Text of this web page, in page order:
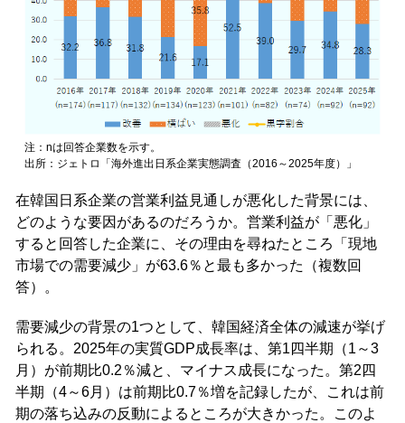
注：nは回答企業数を示す。
出所：ジェトロ「海外進出日系企業実態調査（2016～2025年度）」
在韓国日系企業の営業利益見通しが悪化した背景には、
どのような要因があるのだろうか。営業利益が「悪化」
すると回答した企業に、その理由を尋ねたところ「現地
市場での需要減少」が63.6％と最も多かった（複数回
答）。
需要減少の背景の1つとして、韓国経済全体の減速が挙げ
られる。2025年の実質GDP成長率は、第1四半期（1～3
月）が前期比0.2％減と、マイナス成長になった。第2四
半期（4～6月）は前期比0.7％増を記録したが、これは前
期の落ち込みの反動によるところが大きかった。このよ